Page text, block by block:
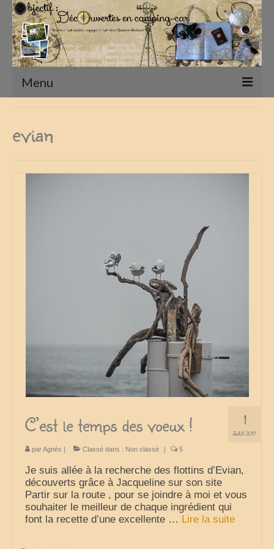
Menu
Présentation
nos sorties classées par région
Parcs d’attractions et animaliers
Circuits vacances d’été
Europe
Nos voyages classés par pays
Polynésie française
Archives
Liens Favoris
evian
1
JAN 2017
C’est le temps des voeux !
parAgnès | Classé dans : Non classé | 5
Je suis allée à la recherche des flottins d’Evian,
découverts grâce à Jacqueline sur son site
Partir sur la route , pour se joindre à moi et vous
souhaiter le meilleur de chaque ingrédient qui
font la recette d’une excellente … Lire la suite­­